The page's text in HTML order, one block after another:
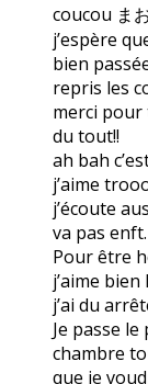
coucou ま
j’espère
bien
repris les
merci pour
du tout!!
ah bah
j’aime
j’écoute
va pas enft.
Pour être
j’aime
j’ai du
Je passe
chambre
que je